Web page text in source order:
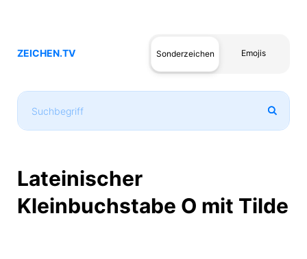
ZEICHEN.TV Sonderzeichen Emojis
Lateinischer
Kleinbuchstabe O mit Tilde